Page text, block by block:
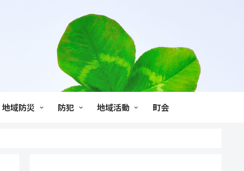
地域防災 防犯 地域活動 町会